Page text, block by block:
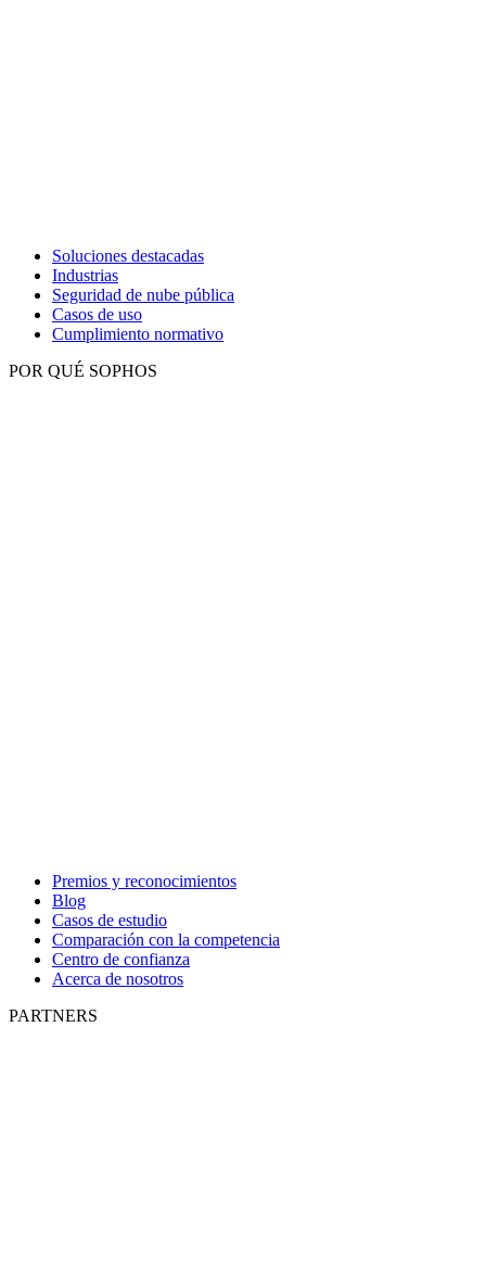
Soluciones destacadas
Industrias
Seguridad de nube pública
Casos de uso
Cumplimiento normativo
POR QUÉ SOPHOS
Premios y reconocimientos
Blog
Casos de estudio
Comparación con la competencia
Centro de confianza
Acerca de nosotros
PARTNERS